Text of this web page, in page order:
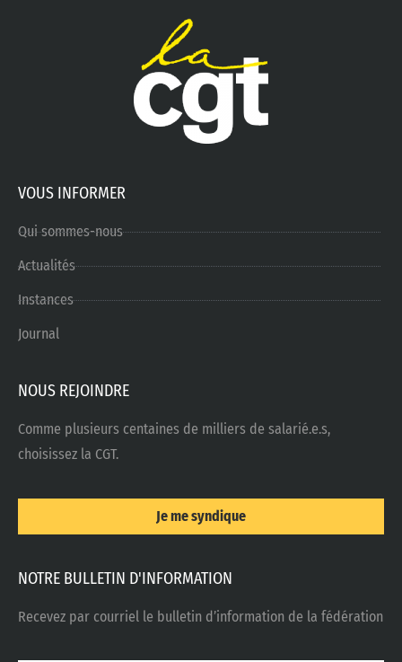
VOUS INFORMER
Qui sommes-nous
Actualités
Instances
Journal
NOUS REJOINDRE
Comme plusieurs centaines de milliers de salarié.e.s,
choisissez la CGT.
Je me syndique
NOTRE BULLETIN D'INFORMATION
Recevez par courriel le bulletin d’information de la fédération